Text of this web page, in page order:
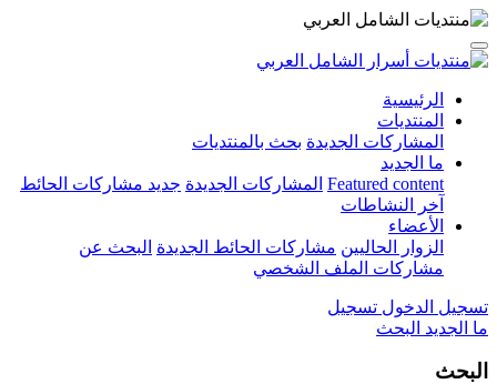
الرئيسية
المنتديات
المشاركات الجديدة بحث بالمنتديات
ما الجديد
Featured content المشاركات الجديدة جديد مشاركات الحائط
آخر النشاطات
الأعضاء
الزوار الحاليين مشاركات الحائط الجديدة البحث عن
مشاركات الملف الشخصي
تسجيل الدخول تسجيل
ما الجديد البحث
البحث